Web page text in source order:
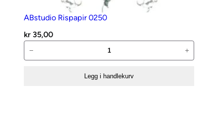
ABstudio Rispapir 0250
kr 35,00
Rispapir
− +
Legg i handlekurv